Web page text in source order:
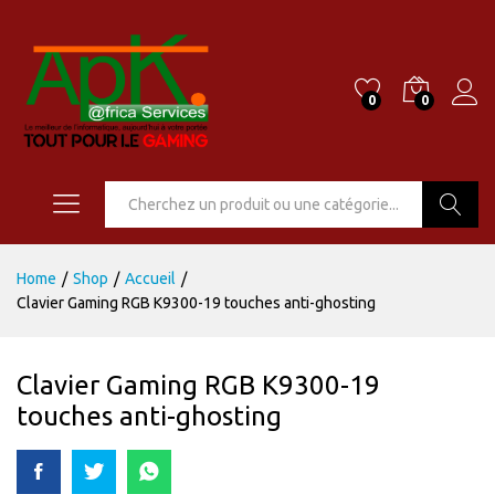
0 0
Home / Shop / Accueil /
Clavier Gaming RGB K9300-19 touches anti-ghosting
Clavier Gaming RGB K9300-19
touches anti-ghosting